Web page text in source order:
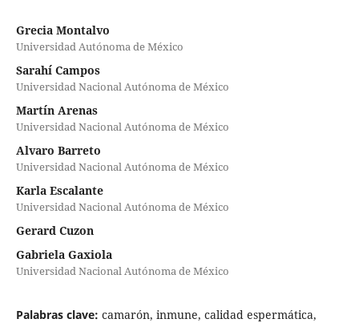
Grecia Montalvo
Universidad Autónoma de México
Sarahí Campos
Universidad Nacional Autónoma de México
Martín Arenas
Universidad Nacional Autónoma de México
Alvaro Barreto
Universidad Nacional Autónoma de México
Karla Escalante
Universidad Nacional Autónoma de México
Gerard Cuzon
Gabriela Gaxiola
Universidad Nacional Autónoma de México
Palabras clave: camarón, inmune, calidad espermática,